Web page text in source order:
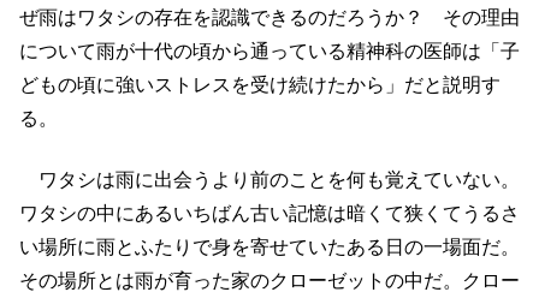
ぜ雨はワタシの存在を認識できるのだろうか？ その理由
について雨が十代の頃から通っている精神科の医師は「子
どもの頃に強いストレスを受け続けたから」だと説明す
る。
ワタシは雨に出会うより前のことを何も覚えていない。
ワタシの中にあるいちばん古い記憶は暗くて狭くてうるさ
い場所に雨とふたりで身を寄せていたある日の一場面だ。
その場所とは雨が育った家のクローゼットの中だ。クロー